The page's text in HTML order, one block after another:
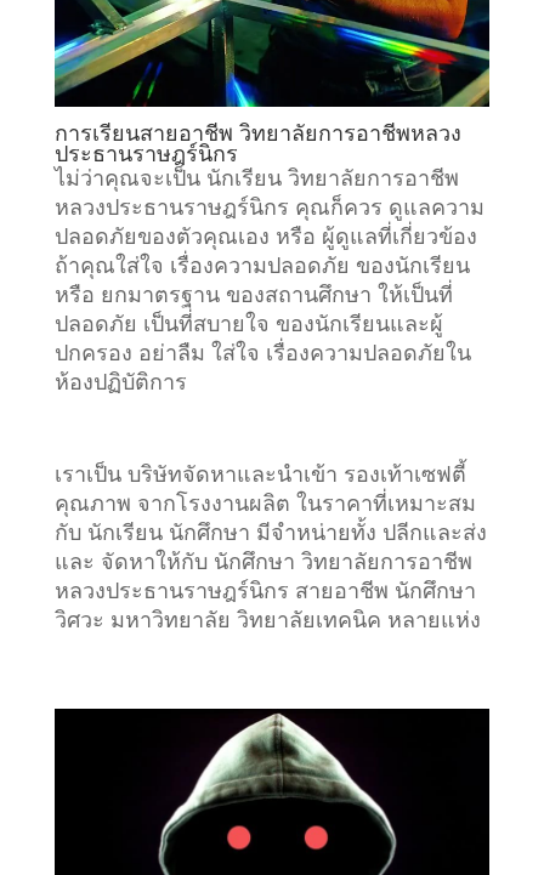
การเรียนสายอาชีพ วิทยาลัยการอาชีพหลวง
ประธานราษฎร์นิกร
ไม่ว่าคุณจะเป็น นักเรียน วิทยาลัยการอาชีพ
หลวงประธานราษฎร์นิกร คุณก็ควร ดูแลความ
ปลอดภัยของตัวคุณเอง หรือ ผู้ดูแลที่เกี่ยวข้อง
ถ้าคุณใส่ใจ เรื่องความปลอดภัย ของนักเรียน
หรือ ยกมาตรฐาน ของสถานศึกษา ให้เป็นที่
ปลอดภัย เป็นที่สบายใจ ของนักเรียนและผู้
ปกครอง อย่าลืม ใส่ใจ เรื่องความปลอดภัยใน
ห้องปฏิบัติการ
เราเป็น บริษัทจัดหาและนำเข้า รองเท้าเซฟตี้
คุณภาพ จากโรงงานผลิต ในราคาที่เหมาะสม
กับ นักเรียน นักศึกษา มีจำหน่ายทั้ง ปลีกและส่ง
และ จัดหาให้กับ นักศึกษา วิทยาลัยการอาชีพ
หลวงประธานราษฎร์นิกร สายอาชีพ นักศึกษา
วิศวะ มหาวิทยาลัย วิทยาลัยเทคนิค หลายแห่ง